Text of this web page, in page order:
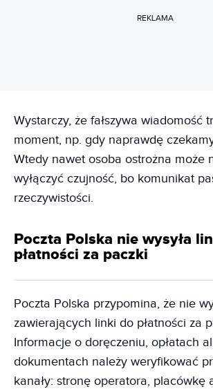
REKLAMA
Wystarczy, że fałszywa wiadomość
moment, np. gdy naprawdę
Wtedy nawet osoba ostrożna może
wyłączyć czujność, bo komunikat
rzeczywistości.
Poczta Polska nie wysyła
płatności za paczki
Poczta Polska przypomina, że nie
zawierających linki do płatności za
Informacje o doręczeniu, opłatach
dokumentach należy weryfikować
kanały: stronę operatora, placówkę